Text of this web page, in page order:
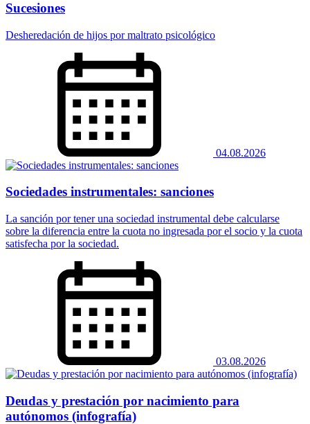
Sucesiones
Desheredación de hijos por maltrato psicológico
04.08.2026
Sociedades instrumentales: sanciones
La sanción por tener una sociedad instrumental debe calcularse
sobre la diferencia entre la cuota no ingresada por el socio y la cuota
satisfecha por la sociedad.
03.08.2026
Deudas y prestación por nacimiento para
autónomos (infografía)